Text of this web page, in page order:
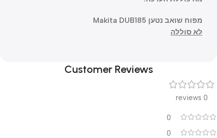
מפוח שואב נטען Makita DUB185
לא סוללה
Customer Reviews
0 reviews
0
0